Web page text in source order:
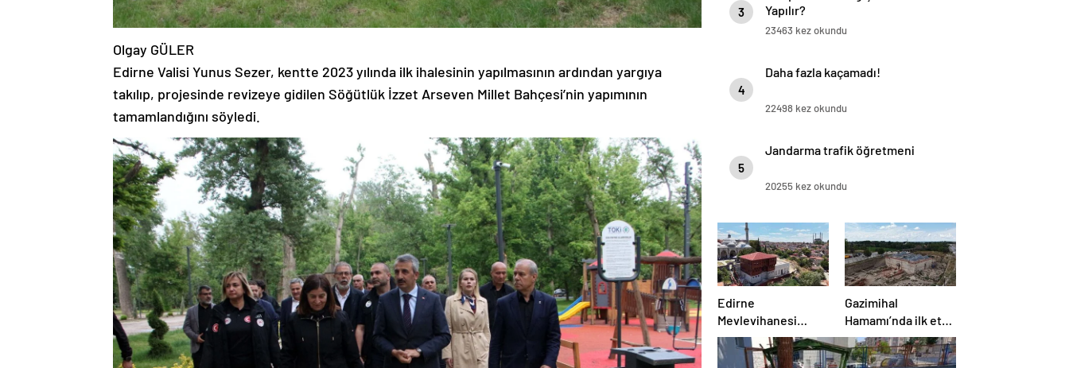
Olgay GÜLER
Edirne Valisi Yunus Sezer, kentte 2023 yılında ilk ihalesinin yapılmasının ardından yargıya
takılıp, projesinde revizeye gidilen Söğütlük İzzet Arseven Millet Bahçesi’nin yapımının
tamamlandığını söyledi.
3
Yapılır?
23463 kez okundu
4
Daha fazla kaçamadı!
22498 kez okundu
5
Jandarma trafik öğretmeni
20255 kez okundu
Edirne
Mevlevihanesi
‘meclis’
gündeminde
Gazimihal
Hamamı’nda ilk etap
bitti!